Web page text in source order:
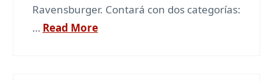
Ravensburger. Contará con dos categorías:
… Read More